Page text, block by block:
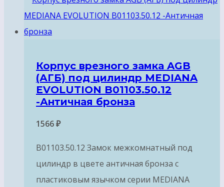
Корпус врезного замка AGB
(АГБ) под цилиндр MEDIANA
EVOLUTION B01103.50.12
-Античная бронза
1566₽
B01103.50.12 Замок межкомнатный под
цилиндр в цвете античная бронза с
пластиковым язычком серии MEDIANA